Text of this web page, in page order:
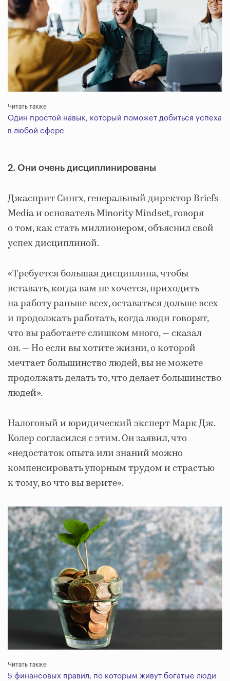
Читать также
Один простой навык, который поможет добиться успеха
в любой сфере
2. Они очень дисциплинированы
Джасприт Сингх, генеральный директор Briefs
Media и основатель Minority Mindset, говоря
о том, как стать миллионером, объяснил свой
успех дисциплиной.
«Требуется большая дисциплина, чтобы
вставать, когда вам не хочется, приходить
на работу раньше всех, оставаться дольше всех
и продолжать работать, когда люди говорят,
что вы работаете слишком много, — сказал
он. — Но если вы хотите жизни, о которой
мечтает большинство людей, вы не можете
продолжать делать то, что делает большинство
людей».
Налоговый и юридический эксперт Марк Дж.
Колер согласился с этим. Он заявил, что
«недостаток опыта или знаний можно
компенсировать упорным трудом и страстью
к тому, во что вы верите».
Читать также
5 финансовых правил, по которым живут богатые люди